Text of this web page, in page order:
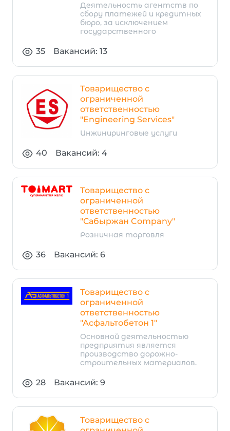
Деятельность агентств по
сбору платежей и кредитных
бюро, за исключением
государственного
35 Вакансий: 13
Товарищество с
ограниченной
ответственностью
"Engineering Services"
Инжиниринговые услуги
40 Вакансий: 4
Товарищество с
ограниченной
ответственностью
"Сабыржан Company"
Розничная торговля
36 Вакансий: 6
Товарищество с
ограниченной
ответственностью
"Асфальтобетон 1"
Основной деятельностью
предприятия является
производство дорожно-
строительных материалов.
28 Вакансий: 9
Товарищество с